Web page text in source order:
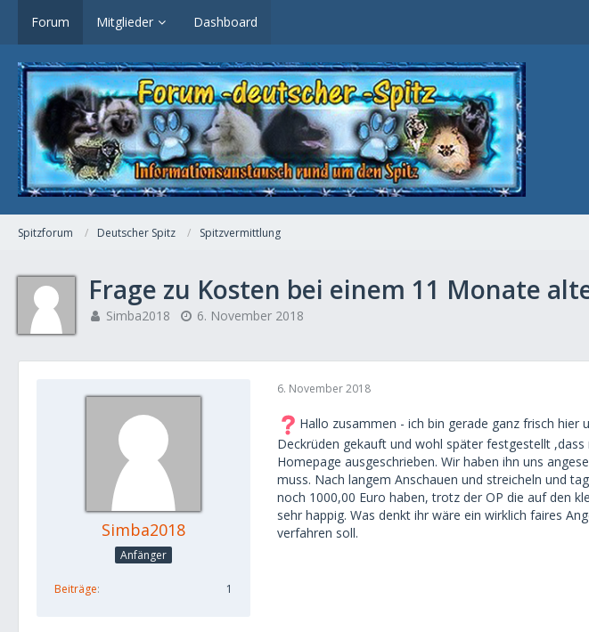
Forum Mitglieder Dashboard
Spitzforum Deutscher Spitz Spitzvermittlung
Frage zu Kosten bei einem 11 Monate
Simba2018 6. November 2018
Simba2018
Anfänger
Beiträge 1
6. November 2018
Hallo zusammen - ich bin gerade ganz frisch hier
Deckrüden gekauft und wohl später festgestellt
Homepage ausgeschrieben. Wir haben ihn uns
muss. Nach langem Anschauen und streicheln und
noch 1000,00 Euro haben, trotz der OP die auf den
sehr happig. Was denkt ihr wäre ein wirklich faires
verfahren soll.